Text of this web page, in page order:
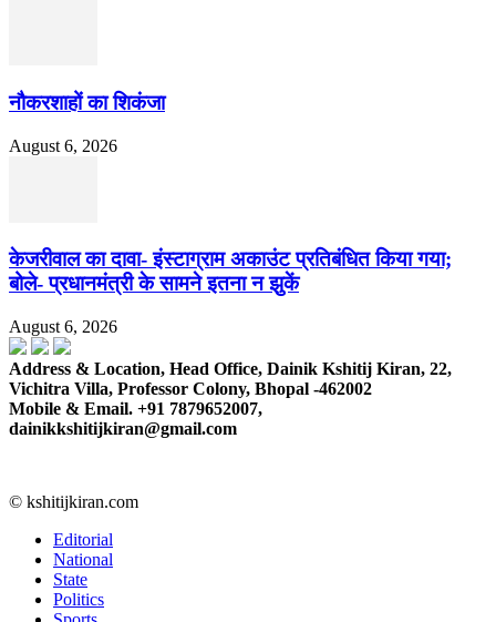
नौकरशाहों का शिकंजा
August 6, 2026
केजरीवाल का दावा- इंस्टाग्राम अकाउंट प्रतिबंधित किया गया;
बोले- प्रधानमंत्री के सामने इतना न झुकें
August 6, 2026
Address & Location, Head Office, Dainik Kshitij Kiran, 22,
Vichitra Villa, Professor Colony, Bhopal -462002
Mobile & Email. +91 7879652007,
dainikkshitijkiran@gmail.com
© kshitijkiran.com
Editorial
National
State
Politics